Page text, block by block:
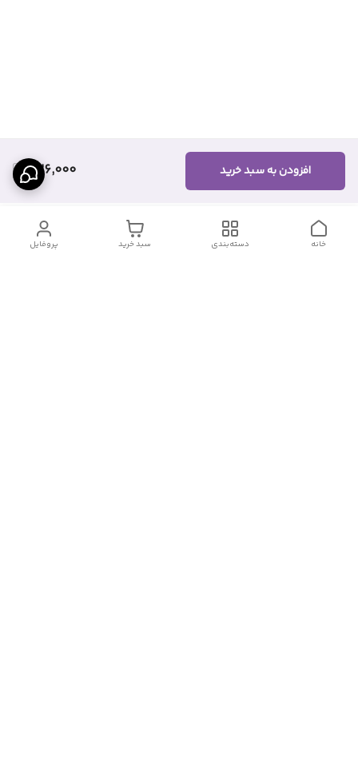
326,000 افزودن به سبد خرید
پروفایل سبد خرید دسته‌بندی خانه